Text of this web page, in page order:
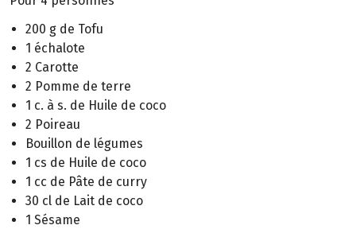
200 g de Tofu
1 échalote
2 Carotte
2 Pomme de terre
1 c. à s. de Huile de coco
2 Poireau
Bouillon de légumes
1 cs de Huile de coco
1 cc de Pâte de curry
30 cl de Lait de coco
1 Sésame